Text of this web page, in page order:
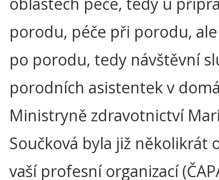
porodu, péče při porodu,
po porodu, tedy návštěvní
porodních asistentek v
Ministryně zdravotnictví
Součková byla již několikrát
vaší profesní organizací